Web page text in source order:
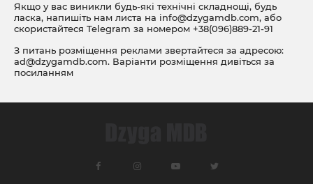
Якщо у вас виникли будь-які технічні складнощі, будь
ласка, напишіть нам листа на info@dzygamdb.com, або
скористайтеся Telegram за номером +38(096)889-21-91
З питань розміщення реклами звертайтеся за адресою:
ad@dzygamdb.com. Варіанти розміщення дивіться за
посиланням